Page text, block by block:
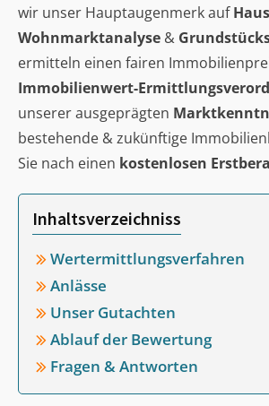
wir unser Hauptaugenmerk auf
Wohnmarktanalyse &
ermitteln einen fairen
Immobilienwert-
unserer ausgeprägten
bestehende & zukünftige
Sie nach einen kostenlosen
Inhaltsverzeichniss
Wertermittlungsverfahren
Anlässe
Unser Gutachten
Ablauf der Bewertung
Fragen & Antworten